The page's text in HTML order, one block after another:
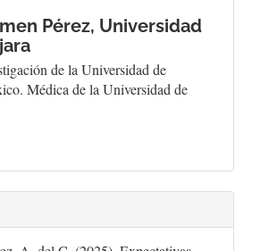
Pérez, Universidad
de la Universidad de
Médica de la Universidad de